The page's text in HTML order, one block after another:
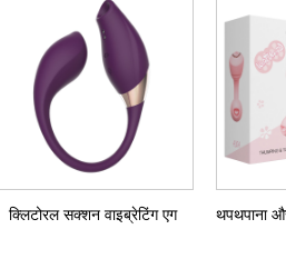
क्लिटोरल सक्शन वाइब्रेटिंग एग